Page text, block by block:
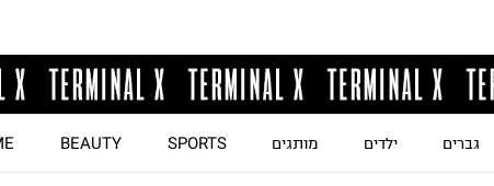
גברים ילדים מותגים SPORTS
BEAUTY